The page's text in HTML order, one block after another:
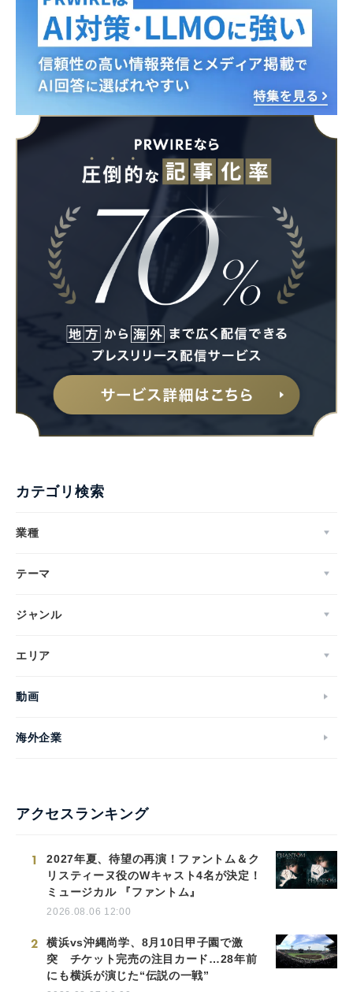
カテゴリ検索
業種
テーマ
ジャンル
エリア
動画
海外企業
アクセスランキング
1
2027年夏、待望の再演！ファントム＆ク
リスティーヌ役のWキャスト4名が決定！
ミュージカル 『ファントム』
2026.08.06 12:00
2
横浜vs沖縄尚学、8月10日甲子園で激
突 チケット完売の注目カード…28年前
にも横浜が演じた“伝説の一戦”